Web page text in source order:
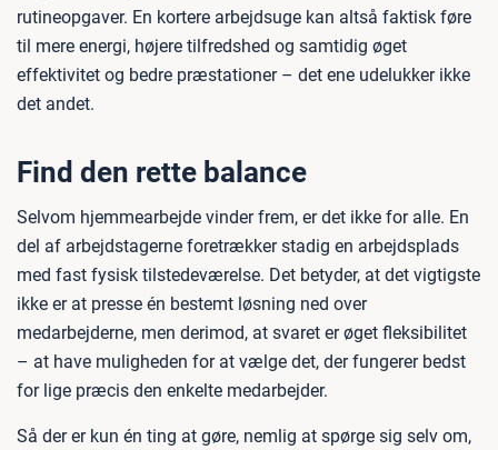
rutineopgaver. En kortere arbejdsuge kan altså faktisk føre
til mere energi, højere tilfredshed og samtidig øget
effektivitet og bedre præstationer – det ene udelukker ikke
det andet.
Find den rette balance
Selvom hjemmearbejde vinder frem, er det ikke for alle. En
del af arbejdstagerne foretrækker stadig en arbejdsplads
med fast fysisk tilstedeværelse. Det betyder, at det vigtigste
ikke er at presse én bestemt løsning ned over
medarbejderne, men derimod, at svaret er øget fleksibilitet
– at have muligheden for at vælge det, der fungerer bedst
for lige præcis den enkelte medarbejder.
Så der er kun én ting at gøre, nemlig at spørge sig selv om,